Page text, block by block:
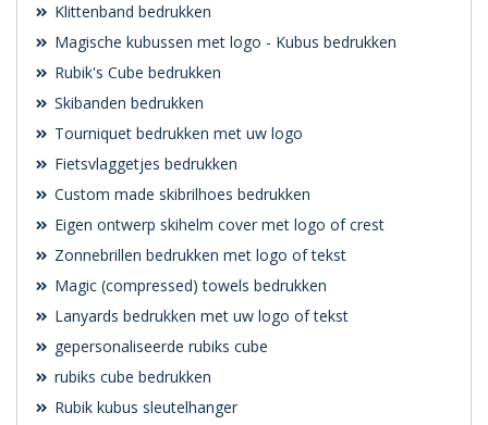
Klittenband bedrukken
Magische kubussen met logo - Kubus bedrukken
Rubik's Cube bedrukken
Skibanden bedrukken
Tourniquet bedrukken met uw logo
Fietsvlaggetjes bedrukken
Custom made skibrilhoes bedrukken
Eigen ontwerp skihelm cover met logo of crest
Zonnebrillen bedrukken met logo of tekst
Magic (compressed) towels bedrukken
Lanyards bedrukken met uw logo of tekst
gepersonaliseerde rubiks cube
rubiks cube bedrukken
Rubik kubus sleutelhanger